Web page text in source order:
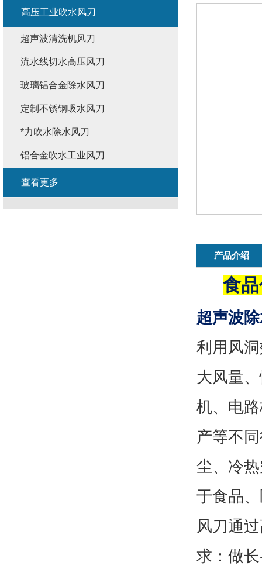
产品介绍
食
超声波
利用风
大风量
机、电
产等不
尘、冷
于食品
风刀通
求：做
高压工业吹水风刀
超声波清洗机风刀
流水线切水高压风刀
玻璃铝合金除水风刀
定制不锈钢吸水风刀
*力吹水除水风刀
铝合金吹水工业风刀
查看更多